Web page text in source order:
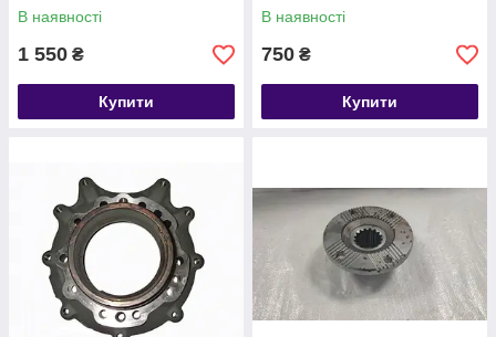
В наявності
1 550 ₴
Купити
В наявності
750 ₴
Купити